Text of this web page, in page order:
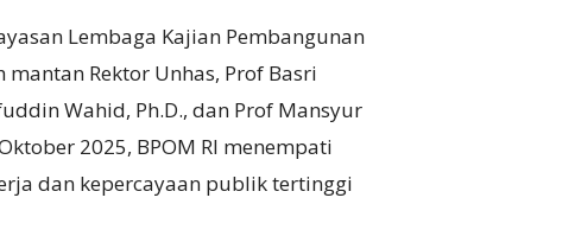
Lembaga Kajian Pembangunan
Rektor Unhas, Prof Basri
Wahid, Ph.D., dan Prof Mansyur
2025, BPOM RI menempati
dan kepercayaan publik tertinggi